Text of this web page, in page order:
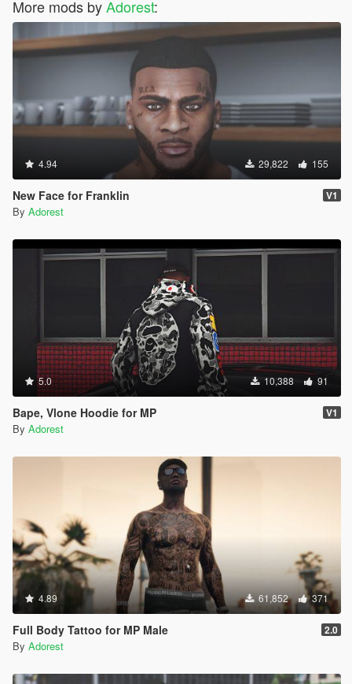
More mods byAdorest:
4.94 29,822 155
New Face for Franklin V1
By Adorest
5.0 10,388 91
Bape, Vlone Hoodie for MP V1
By Adorest
4.89 61,852 371
Full Body Tattoo for MP Male 2.0
By Adorest